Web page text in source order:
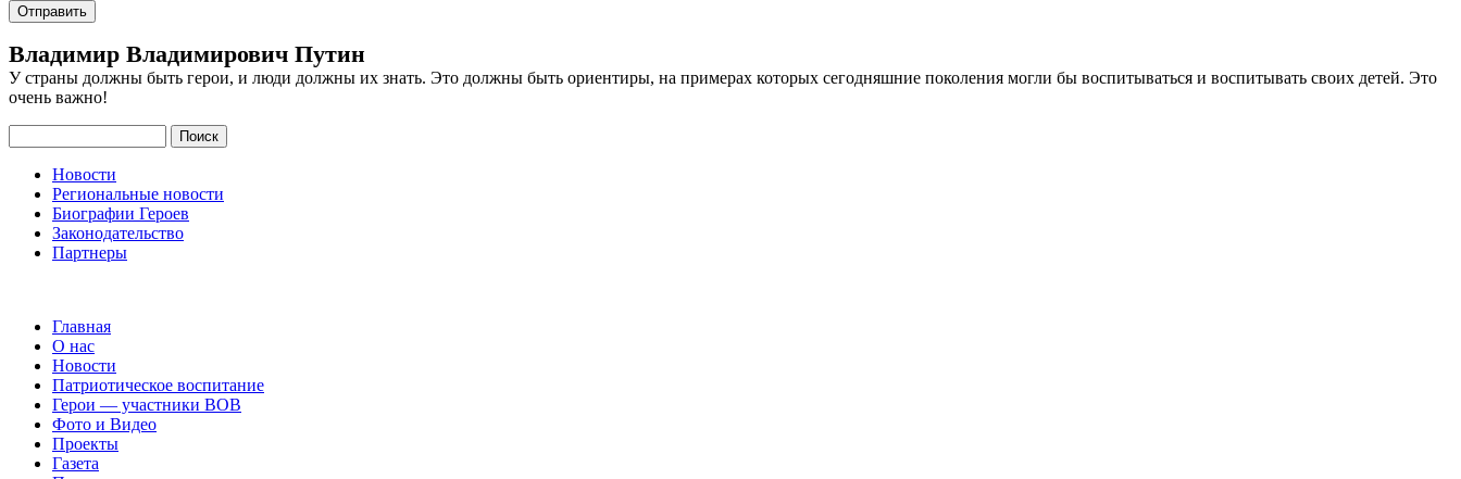
Владимир Владимирович Путин
У страны должны быть герои, и люди должны их знать. Это должны быть ориентиры, на примерах которых сегодняшние поколения могли бы воспитываться и воспитывать своих детей. Это
очень важно!
Поиск
Новости
Региональные новости
Биографии Героев
Законодательство
Партнеры
Главная
О нас
Новости
Патриотическое воспитание
Герои — участники ВОВ
Фото и Видео
Проекты
Газета